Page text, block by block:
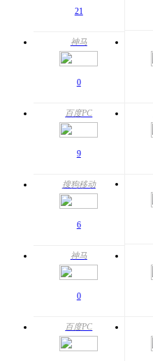
21
神马
0
百度PC
9
搜狗移动
6
神马
0
百度PC